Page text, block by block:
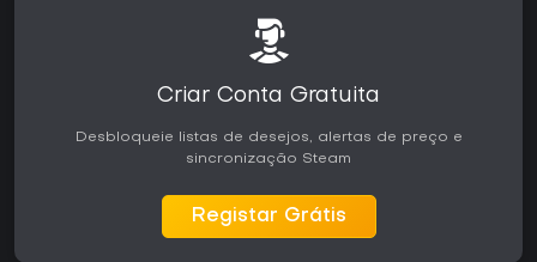
Criar Conta Gratuita
Desbloqueie listas de desejos, alertas de preço e
sincronização Steam
Registar Grátis